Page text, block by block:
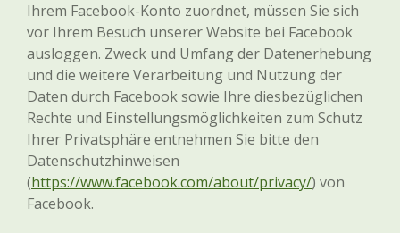
Ihrem Facebook-Konto zuordnet, müssen Sie sich
vor Ihrem Besuch unserer Website bei Facebook
ausloggen. Zweck und Umfang der Datenerhebung
und die weitere Verarbeitung und Nutzung der
Daten durch Facebook sowie Ihre diesbezüglichen
Rechte und Einstellungsmöglichkeiten zum Schutz
Ihrer Privatsphäre entnehmen Sie bitte den
Datenschutzhinweisen
(https://www.facebook.com/about/privacy/) von
Facebook.